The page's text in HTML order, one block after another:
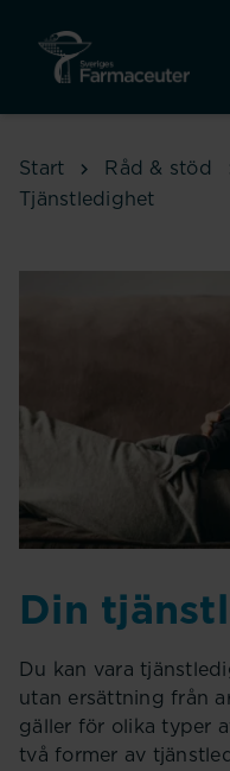
Start Råd & stöd
Tjänstledighet
Din
Du kan vara
utan ersättning från
gäller för olika typer
två former av